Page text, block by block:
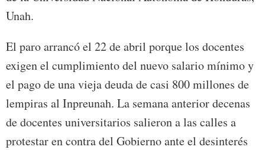
Unah.
El paro arrancó el 22 de abril porque los docentes
exigen el cumplimiento del nuevo salario mínimo y
el pago de una vieja deuda de casi 800 millones de
lempiras al Inpreunah. La semana anterior decenas
de docentes universitarios salieron a las calles a
protestar en contra del Gobierno ante el desinterés